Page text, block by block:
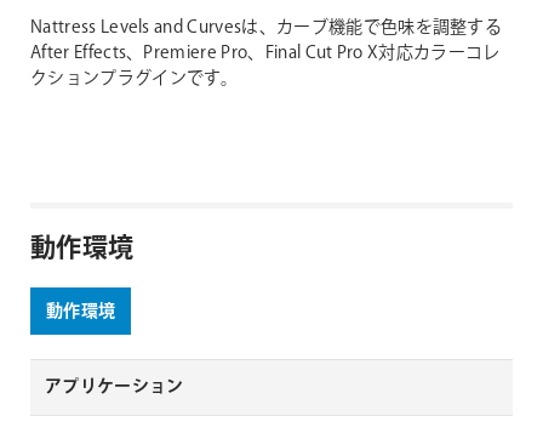
Nattress Levels and Curvesは、カーブ機能で色味を調整する
After Effects、Premiere Pro、Final Cut Pro X対応カラーコレ
クションプラグインです。
動作環境
動作環境
アプリケーション